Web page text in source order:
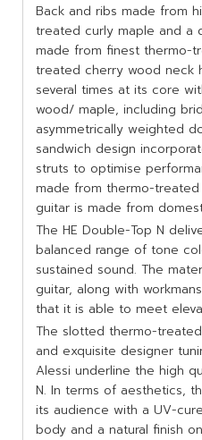
Back and ribs made from
treated curly maple and a
made from finest thermo-
treated cherry wood neck
several times at its core
wood/ maple, including
asymmetrically weighted
sandwich design
struts to optimise
made from thermo-
guitar is made from
The HE Double-Top N
balanced range of tone
sustained sound. The
guitar, along with
that it is able to meet
The slotted thermo-
and exquisite designer
Alessi underline the high
N. In terms of aesthetics,
its audience with a UV-
body and a natural finish